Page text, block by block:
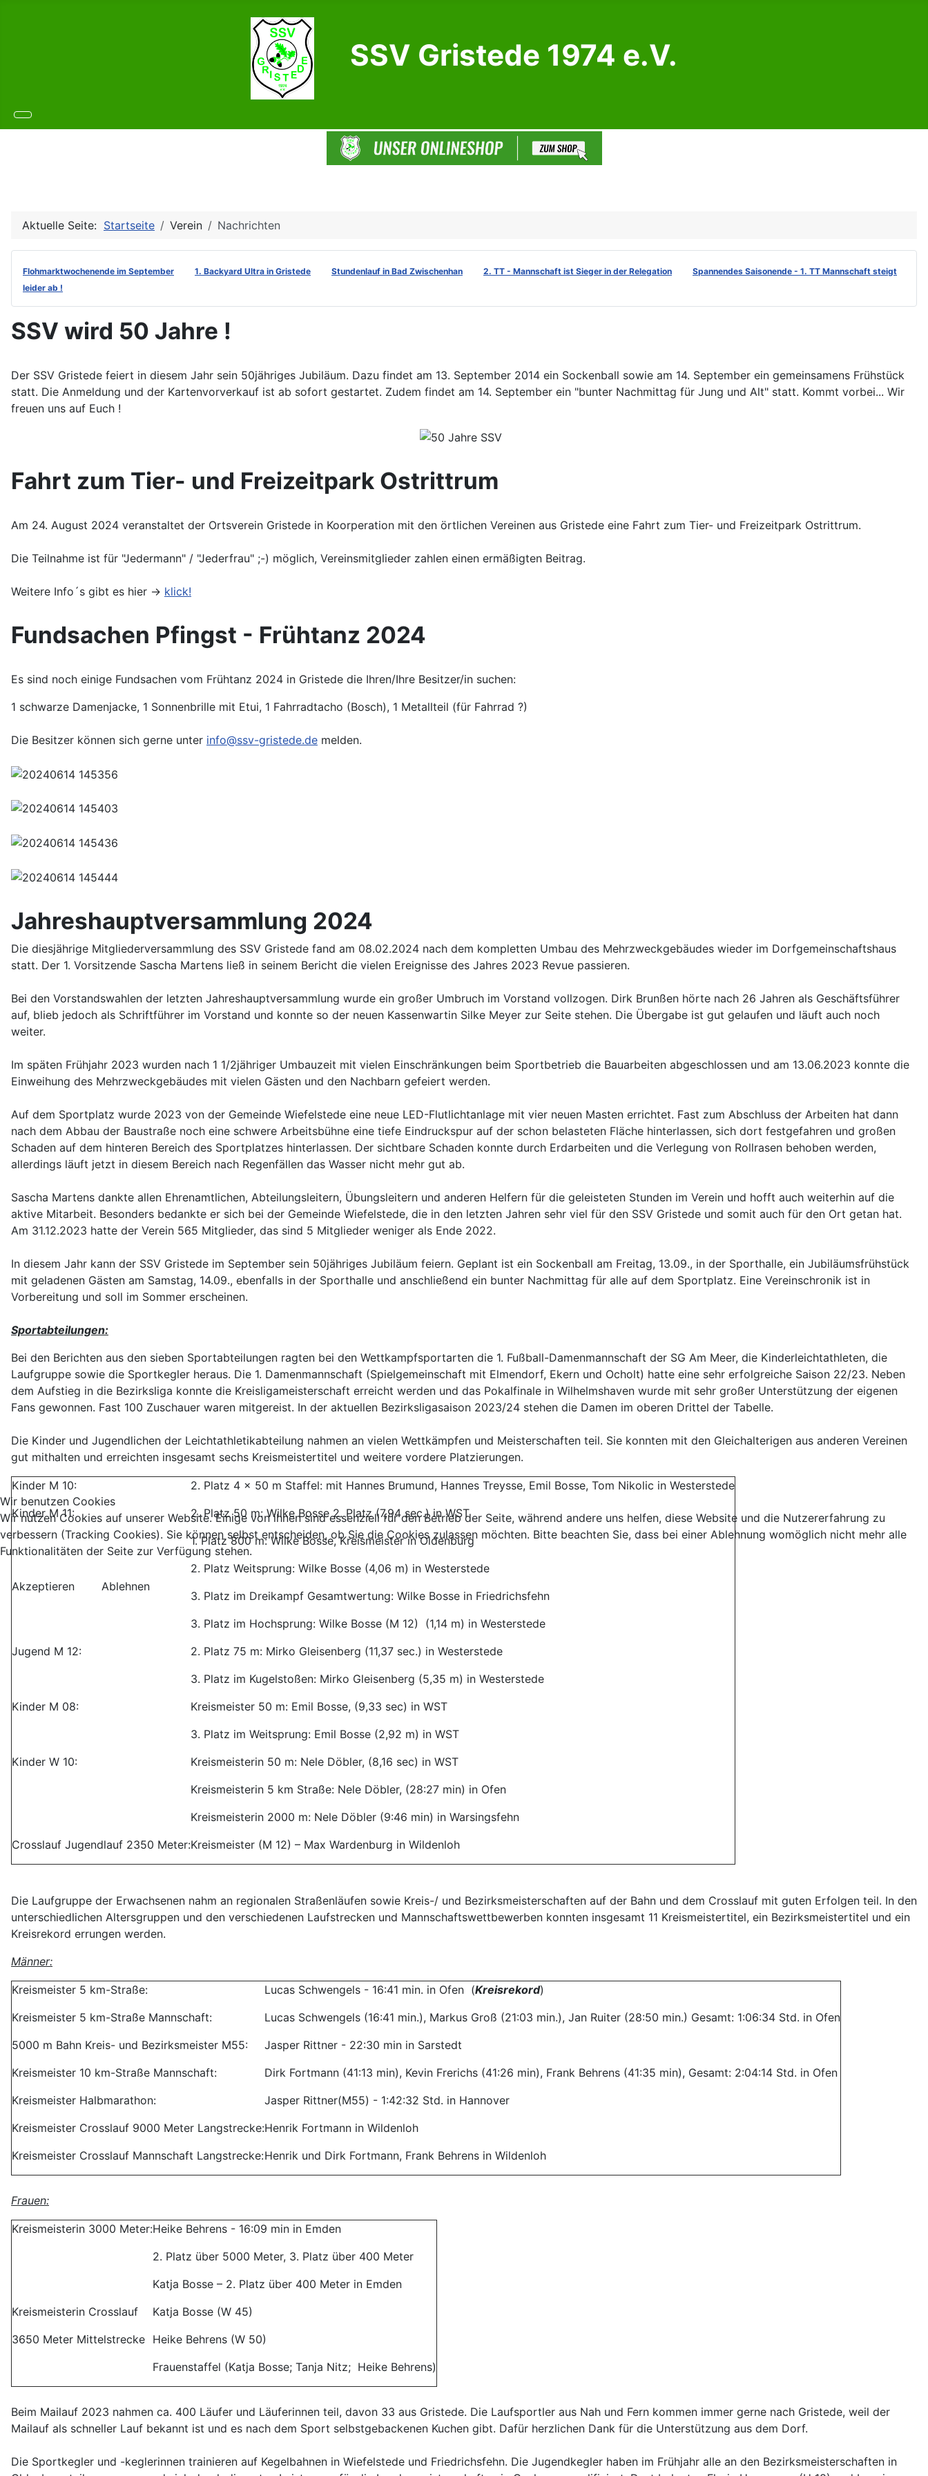
SSV Gristede 1974 e.V.
Aktuelle Seite: Startseite Verein Nachrichten
Flohmarktwochenende im September 1. Backyard Ultra in Gristede Stundenlauf in Bad Zwischenhan 2. TT - Mannschaft ist Sieger in der Relegation
Spannendes Saisonende - 1. TT Mannschaft steigt
leider ab !
SSV wird 50 Jahre !
Der SSV Gristede feiert in diesem Jahr sein 50jähriges Jubiläum. Dazu findet am 13. September 2014 ein Sockenball sowie am 14. September ein gemeinsamens Frühstück
statt. Die Anmeldung und der Kartenvorverkauf ist ab sofort gestartet. Zudem findet am 14. September ein "bunter Nachmittag für Jung und Alt" statt. Kommt vorbei... Wir
freuen uns auf Euch !
Fahrt zum Tier- und Freizeitpark Ostrittrum
Am 24. August 2024 veranstaltet der Ortsverein Gristede in Koorperation mit den örtlichen Vereinen aus Gristede eine Fahrt zum Tier- und Freizeitpark Ostrittrum.
Die Teilnahme ist für "Jedermann" / "Jederfrau" ;-) möglich, Vereinsmitglieder zahlen einen ermäßigten Beitrag.
Weitere Info´s gibt es hier -> klick!
Fundsachen Pfingst - Frühtanz 2024
Es sind noch einige Fundsachen vom Frühtanz 2024 in Gristede die Ihren/Ihre Besitzer/in suchen:
1 schwarze Damenjacke, 1 Sonnenbrille mit Etui, 1 Fahrradtacho (Bosch), 1 Metallteil (für Fahrrad ?)
Die Besitzer können sich gerne unter info@ssv-gristede.de melden.
Jahreshauptversammlung 2024
Die diesjährige Mitgliederversammlung des SSV Gristede fand am 08.02.2024 nach dem kompletten Umbau des Mehrzweckgebäudes wieder im Dorfgemeinschaftshaus
statt. Der 1. Vorsitzende Sascha Martens ließ in seinem Bericht die vielen Ereignisse des Jahres 2023 Revue passieren.
Bei den Vorstandswahlen der letzten Jahreshauptversammlung wurde ein großer Umbruch im Vorstand vollzogen. Dirk Brunßen hörte nach 26 Jahren als Geschäftsführer
auf, blieb jedoch als Schriftführer im Vorstand und konnte so der neuen Kassenwartin Silke Meyer zur Seite stehen. Die Übergabe ist gut gelaufen und läuft auch noch
weiter.
Im späten Frühjahr 2023 wurden nach 1 1/2jähriger Umbauzeit mit vielen Einschränkungen beim Sportbetrieb die Bauarbeiten abgeschlossen und am 13.06.2023 konnte die
Einweihung des Mehrzweckgebäudes mit vielen Gästen und den Nachbarn gefeiert werden.
Auf dem Sportplatz wurde 2023 von der Gemeinde Wiefelstede eine neue LED-Flutlichtanlage mit vier neuen Masten errichtet. Fast zum Abschluss der Arbeiten hat dann
nach dem Abbau der Baustraße noch eine schwere Arbeitsbühne eine tiefe Eindruckspur auf der schon belasteten Fläche hinterlassen, sich dort festgefahren und großen
Schaden auf dem hinteren Bereich des Sportplatzes hinterlassen. Der sichtbare Schaden konnte durch Erdarbeiten und die Verlegung von Rollrasen behoben werden,
allerdings läuft jetzt in diesem Bereich nach Regenfällen das Wasser nicht mehr gut ab.
Sascha Martens dankte allen Ehrenamtlichen, Abteilungsleitern, Übungsleitern und anderen Helfern für die geleisteten Stunden im Verein und hofft auch weiterhin auf die
aktive Mitarbeit. Besonders bedankte er sich bei der Gemeinde Wiefelstede, die in den letzten Jahren sehr viel für den SSV Gristede und somit auch für den Ort getan hat.
Am 31.12.2023 hatte der Verein 565 Mitglieder, das sind 5 Mitglieder weniger als Ende 2022.
In diesem Jahr kann der SSV Gristede im September sein 50jähriges Jubiläum feiern. Geplant ist ein Sockenball am Freitag, 13.09., in der Sporthalle, ein Jubiläumsfrühstück
mit geladenen Gästen am Samstag, 14.09., ebenfalls in der Sporthalle und anschließend ein bunter Nachmittag für alle auf dem Sportplatz. Eine Vereinschronik ist in
Vorbereitung und soll im Sommer erscheinen.
Sportabteilungen:
Bei den Berichten aus den sieben Sportabteilungen ragten bei den Wettkampfsportarten die 1. Fußball-Damenmannschaft der SG Am Meer, die Kinderleichtathleten, die
Laufgruppe sowie die Sportkegler heraus. Die 1. Damenmannschaft (Spielgemeinschaft mit Elmendorf, Ekern und Ocholt) hatte eine sehr erfolgreiche Saison 22/23. Neben
dem Aufstieg in die Bezirksliga konnte die Kreisligameisterschaft erreicht werden und das Pokalfinale in Wilhelmshaven wurde mit sehr großer Unterstützung der eigenen
Fans gewonnen. Fast 100 Zuschauer waren mitgereist. In der aktuellen Bezirksligasaison 2023/24 stehen die Damen im oberen Drittel der Tabelle.
Die Kinder und Jugendlichen der Leichtathletikabteilung nahmen an vielen Wettkämpfen und Meisterschaften teil. Sie konnten mit den Gleichalterigen aus anderen Vereinen
gut mithalten und erreichten insgesamt sechs Kreismeistertitel und weitere vordere Platzierungen.
Kinder M 10:
2. Platz 4 x 50 m Staffel: mit Hannes Brumund, Hannes Treysse, Emil Bosse, Tom Nikolic in Westerstede
Kinder M 11:
2. Platz 50 m: Wilke Bosse 2. Platz (7,94 sec.) in WST
1. Platz 800 m: Wilke Bosse, Kreismeister in Oldenburg
2. Platz Weitsprung: Wilke Bosse (4,06 m) in Westerstede
3. Platz im Dreikampf Gesamtwertung: Wilke Bosse in Friedrichsfehn
3. Platz im Hochsprung: Wilke Bosse (M 12) (1,14 m) in Westerstede
Jugend M 12:
2. Platz 75 m: Mirko Gleisenberg (11,37 sec.) in Westerstede
3. Platz im Kugelstoßen: Mirko Gleisenberg (5,35 m) in Westerstede
Kinder M 08:
Kreismeister 50 m: Emil Bosse, (9,33 sec) in WST
3. Platz im Weitsprung: Emil Bosse (2,92 m) in WST
Kinder W 10:
Kreismeisterin 50 m: Nele Döbler, (8,16 sec) in WST
Kreismeisterin 5 km Straße: Nele Döbler, (28:27 min) in Ofen
Kreismeisterin 2000 m: Nele Döbler (9:46 min) in Warsingsfehn
Crosslauf Jugendlauf 2350 Meter:Kreismeister (M 12) – Max Wardenburg in Wildenloh
Die Laufgruppe der Erwachsenen nahm an regionalen Straßenläufen sowie Kreis-/ und Bezirksmeisterschaften auf der Bahn und dem Crosslauf mit guten Erfolgen teil. In den
unterschiedlichen Altersgruppen und den verschiedenen Laufstrecken und Mannschaftswettbewerben konnten insgesamt 11 Kreismeistertitel, ein Bezirksmeistertitel und ein
Kreisrekord errungen werden.
Männer:
Kreismeister 5 km-Straße: Lucas Schwengels - 16:41 min. in Ofen (Kreisrekord)
Kreismeister 5 km-Straße Mannschaft:
Lucas Schwengels (16:41 min.), Markus Groß (21:03 min.), Jan Ruiter (28:50 min.) Gesamt: 1:06:34 Std. in Ofen
5000 m Bahn Kreis- und Bezirksmeister M55:
Jasper Rittner - 22:30 min in Sarstedt
Kreismeister 10 km-Straße Mannschaft:
Dirk Fortmann (41:13 min), Kevin Frerichs (41:26 min), Frank Behrens (41:35 min), Gesamt: 2:04:14 Std. in Ofen
Kreismeister Halbmarathon:
Jasper Rittner(M55) - 1:42:32 Std. in Hannover
Kreismeister Crosslauf 9000 Meter Langstrecke:Henrik Fortmann in Wildenloh
Kreismeister Crosslauf Mannschaft Langstrecke:Henrik und Dirk Fortmann, Frank Behrens in Wildenloh
Frauen:
Kreismeisterin 3000 Meter:Heike Behrens - 16:09 min in Emden
2. Platz über 5000 Meter, 3. Platz über 400 Meter
Katja Bosse – 2. Platz über 400 Meter in Emden
Kreismeisterin Crosslauf
3650 Meter Mittelstrecke
Katja Bosse (W 45)
Heike Behrens (W 50)
Frauenstaffel (Katja Bosse; Tanja Nitz; Heike Behrens)
Beim Mailauf 2023 nahmen ca. 400 Läufer und Läuferinnen teil, davon 33 aus Gristede. Die Laufsportler aus Nah und Fern kommen immer gerne nach Gristede, weil der
Mailauf als schneller Lauf bekannt ist und es nach dem Sport selbstgebackenen Kuchen gibt. Dafür herzlichen Dank für die Unterstützung aus dem Dorf.
Die Sportkegler und -keglerinnen trainieren auf Kegelbahnen in Wiefelstede und Friedrichsfehn. Die Jugendkegler haben im Frühjahr alle an den Bezirksmeisterschaften in
Wir benutzen Cookies
Wir nutzen Cookies auf unserer Website. Einige von ihnen sind essenziell für den Betrieb der Seite, während andere uns helfen, diese Website und die Nutzererfahrung zu
verbessern (Tracking Cookies). Sie können selbst entscheiden, ob Sie die Cookies zulassen möchten. Bitte beachten Sie, dass bei einer Ablehnung womöglich nicht mehr alle
Funktionalitäten der Seite zur Verfügung stehen.
Akzeptieren Ablehnen